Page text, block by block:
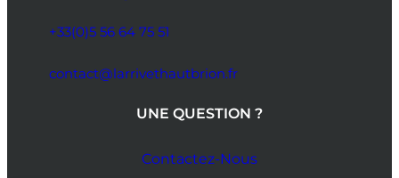
+33(0)5 56 64 75 51
contact@larrivethautbrion.fr
UNE QUESTION ?
Contactez-Nous